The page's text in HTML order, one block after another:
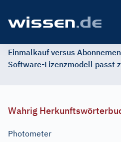
Einmalkauf versus
Software-Lizenzmodell passt
Wahrig
Photometer